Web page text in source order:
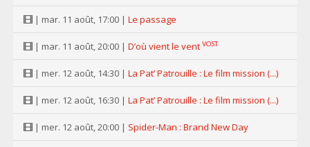
| mar. 11 août, 17:00 | Le passage
| mar. 11 août, 20:00 | D’où vient le vent VOST
| mer. 12 août, 14:30 | La Pat’ Patrouille : Le film mission (...)
| mer. 12 août, 16:30 | La Pat’ Patrouille : Le film mission (...)
| mer. 12 août, 20:00 | Spider-Man : Brand New Day